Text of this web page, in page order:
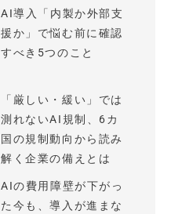
AI導入「内製か外部支
援か」で悩む前に確認
すべき5つのこと
「厳しい・緩い」では
測れないAI規制、6カ
国の規制動向から読み
解く企業の備えとは
AIの費用障壁が下がっ
た今も、導入が進まな